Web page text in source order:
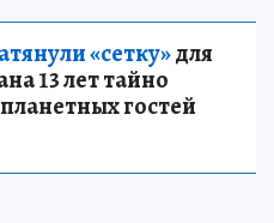
«сетку»для
13 лет тайно
гостей